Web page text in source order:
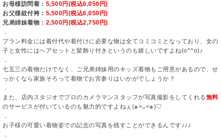
お母様訪問着： 5,500円(税込6,050円)
お父様紋付袴： 5,500円(税込6,050円)
兄弟姉妹着物： 2,500円(税込2,750円)
．
プラン料金には着付代や着付けに必要な物は全てコミコミとなっており、女の
子と女性にはヘアセットと髪飾り付きというのも嬉しいですよね(o^^o)♪
．
七五三の着物だけでなく、ご兄弟姉妹用のキッズ着物もご用意があるので、せ
っかくなら家族そろって着物でお宮参りはいかがでしょうか？
．
また、店内スタジオでプロのカメラマンスタッフが写真撮影をしてくれる無料
のサービスが付いているのも魅力的ですよねぇ(๑>ᴗ<๑)♡
．
お子様の可愛い着物姿での記念の写真を残すことができるんです♪♪♪
．